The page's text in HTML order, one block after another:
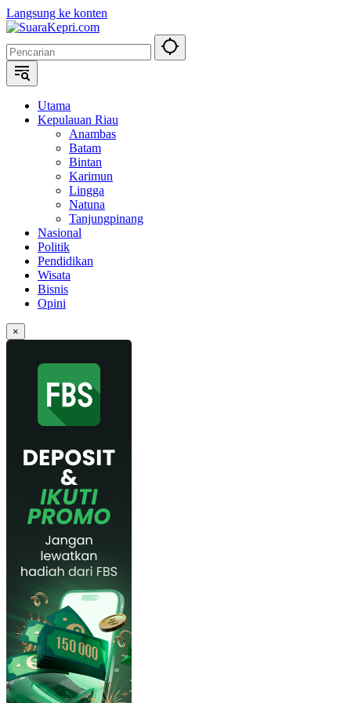
Langsung ke konten
Utama
Kepulauan Riau
Anambas
Batam
Bintan
Karimun
Lingga
Natuna
Tanjungpinang
Nasional
Politik
Pendidikan
Wisata
Bisnis
Opini
×